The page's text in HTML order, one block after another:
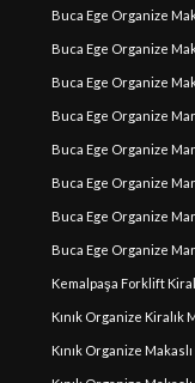
Buca Ege Organize
Buca Ege Organize
Buca Ege Organize
Buca Ege Organize
Buca Ege Organize
Buca Ege Organize
Buca Ege Organize
Buca Ege Organize
Kemalpaşa Forklift
Kınık Organize Kiralık
Kınık Organize